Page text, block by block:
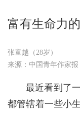
富有生命力
张童越（28岁）
来源：中国青年作家报
最近看到了
都管辖着一些小